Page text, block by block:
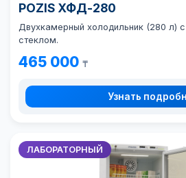
POZIS ХФД-280
Двухкамерный холодильник (280 л)
стеклом.
465 000 ₸
Узнать
ЛАБОРАТОРНЫЙ